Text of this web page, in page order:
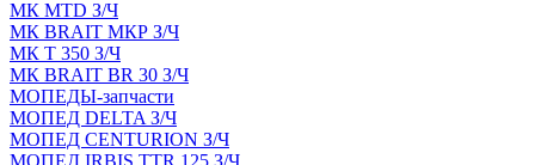
МК MТD З/Ч
МК BRAIT МКР З/Ч
МК Т 350 З/Ч
МК BRAIT BR 30 З/Ч
МОПЕДЫ-запчасти
МОПЕД DELTA З/Ч
МОПЕД CENTURION З/Ч
МОПЕД IRBIS TTR 125 З/Ч